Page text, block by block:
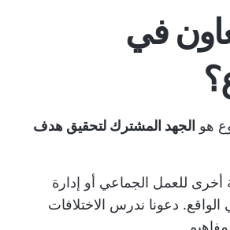
في
هو الجهد المشترك لتحقيق هدف
للعمل الجماعي أو إدارة
دعونا ندرس الاختلافات